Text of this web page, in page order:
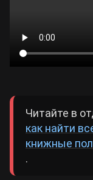
Читайте в
как найти
книжные
.